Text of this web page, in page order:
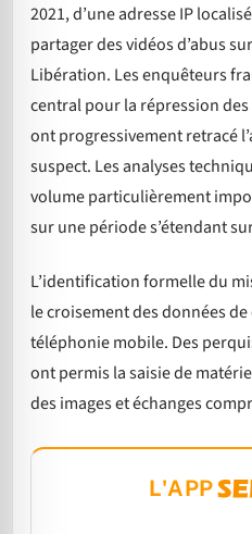
2021, d’une adresse IP
partager des vidéos d’abus
Libération. Les enquêteurs
central pour la répression
ont progressivement retracé
suspect. Les analyses
volume particulièrement
sur une période s’étendant
L’identification formelle du
le croisement des données
téléphonie mobile. Des
ont permis la saisie de
des images et échanges
L'APP